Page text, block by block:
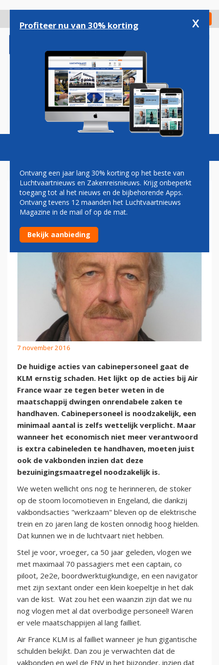
gaan
Check in
Magazine Podcasts Vacatures
PAUL GROVE: KLM KRIJGT AIR
FRANCE TREKJES
7 november 2016
De huidige acties van cabinepersoneel gaat de
KLM ernstig schaden. Het lijkt op de acties bij Air
France waar ze tegen beter weten in de
maatschappij dwingen onrendabele zaken te
handhaven. Cabinepersoneel is noodzakelijk, een
minimaal aantal is zelfs wettelijk verplicht. Maar
wanneer het economisch niet meer verantwoord
is extra cabineleden te handhaven, moeten juist
ook de vakbonden inzien dat deze
bezuinigingsmaatregel noodzakelijk is.
We weten wellicht ons nog te herinneren, de stoker
op de stoom locomotieven in Engeland, die dankzij
vakbondsacties "werkzaam" bleven op de elektrische
trein en zo jaren lang de kosten onnodig hoog hielden.
Dat kunnen we in de luchtvaart niet hebben.
Stel je voor, vroeger, ca 50 jaar geleden, vlogen we
met maximaal 70 passagiers met een captain, co
piloot, 2e2e, boordwerktuigkundige, en een navigator
met zijn sextant onder een klein koepeltje in het dak
van de kist. Wat zou het een waanzin zijn dat we nu
nog vlogen met al dat overbodige personeel! Waren
er vele maatschappijen al lang failliet.
Air France KLM is al failliet wanneer je hun gigantische
schulden bekijkt. Dan zou je verwachten dat de
vakbonden en wel de FNV in het bijzonder, inzien dat
Profiteer nu van 30% korting x
Ontvang een jaar lang 30% korting op het beste van
Luchtvaartnieuws en Zakenreisnieuws. Krijg onbeperkt
toegang tot al het nieuws en de bijbehorende Apps.
Ontvang tevens 12 maanden het Luchtvaartnieuws
Magazine in de mail of op de mat.
Bekijk aanbieding